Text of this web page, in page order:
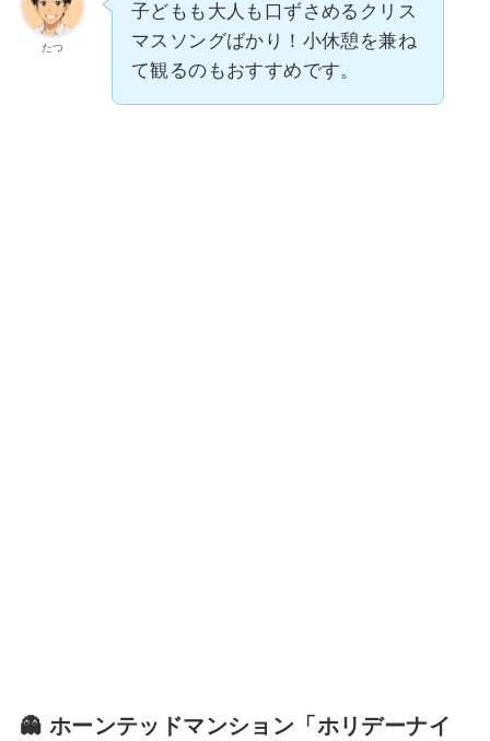
たつ
子どもも大人も口ずさめるクリス
マスソングばかり！小休憩を兼ね
て観るのもおすすめです。
👻 ホーンテッドマンション「ホリデーナイ